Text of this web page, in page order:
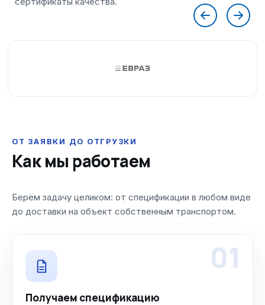
ОТ ЗАЯВКИ ДО ОТГРУЗКИ
Как мы работаем
Берём задачу целиком: от спецификации в любом виде
до доставки на объект собственным транспортом.
01
Получаем спецификацию